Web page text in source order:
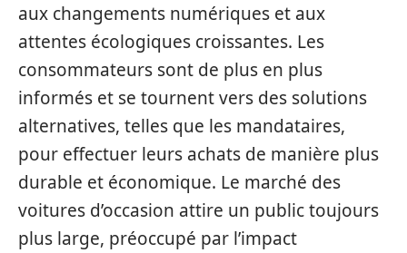
aux changements numériques et aux
attentes écologiques croissantes. Les
consommateurs sont de plus en plus
informés et se tournent vers des solutions
alternatives, telles que les mandataires,
pour effectuer leurs achats de manière plus
durable et économique. Le marché des
voitures d’occasion attire un public toujours
plus large, préoccupé par l’impact